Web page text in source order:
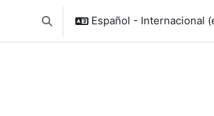
Selector de búsqueda de entrada
Español - Internacional